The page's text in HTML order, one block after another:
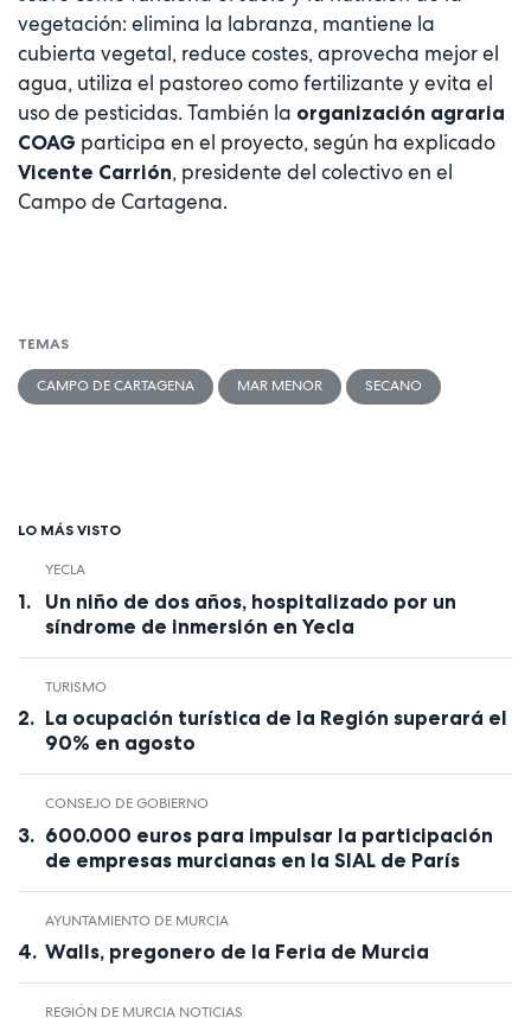
vegetación: elimina la labranza, mantiene la
cubierta vegetal, reduce costes, aprovecha mejor el
agua, utiliza el pastoreo como fertilizante y evita el
uso de pesticidas. También la organización agraria
COAG participa en el proyecto, según ha explicado
Vicente Carrión, presidente del colectivo en el
Campo de Cartagena.
TEMAS
CAMPO DE CARTAGENA MAR MENOR SECANO
LO MÁS VISTO
YECLA
Un niño de dos años, hospitalizado por un
síndrome de inmersión en Yecla
TURISMO
La ocupación turística de la Región superará el
90% en agosto
CONSEJO DE GOBIERNO
600.000 euros para impulsar la participación
de empresas murcianas en la SIAL de París
AYUNTAMIENTO DE MURCIA
Walls, pregonero de la Feria de Murcia
REGIÓN DE MURCIA NOTICIAS